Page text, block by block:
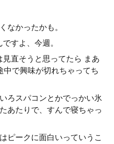
なかったかも。
すよ、今週。
見直そうと思ってたら まあ
で興味が切れちゃってち
ろスパコンとかでっかい氷
あたりで、すんで寝ちゃっ
ピークに面白いっていうこ